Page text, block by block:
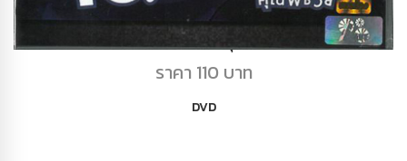
DVD โอ้มายโกสต์ คุณผีช่วย
ราคา 110 บาท
DVD